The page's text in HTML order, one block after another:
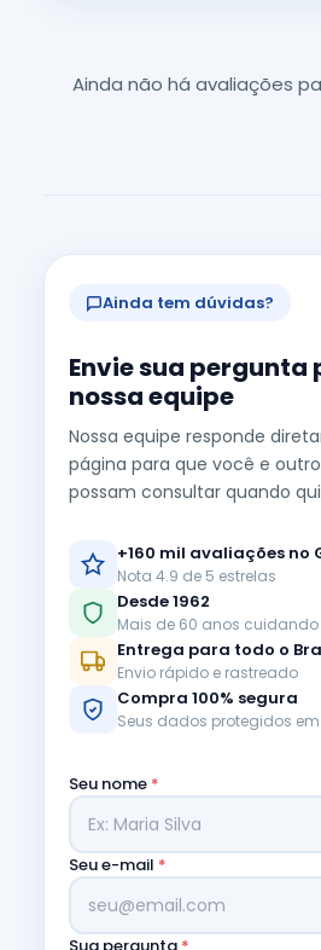
Ainda não há avaliações
Ainda tem dúvidas?
Envie sua pergunta
nossa equipe
Nossa equipe responde
página para que você e
possam consultar quando
+160 mil avaliações no
Nota 4.9 de 5 estrelas
Desde 1962
Mais de 60 anos
Entrega para todo o
Envio rápido e rastreado
Compra 100% segura
Seus dados protegidos
Seu nome *
Seu e-mail *